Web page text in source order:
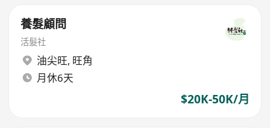
養髮顧問
活髮社
油尖旺, 旺角
月休6天
$20K-50K/月